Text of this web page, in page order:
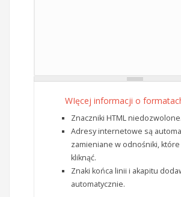
WIęcej informacji o
Znaczniki HTML niedozwolone.
Adresy internetowe są
zamieniane w odnośniki, które
kliknąć.
Znaki końca linii i akapitu
automatycznie.